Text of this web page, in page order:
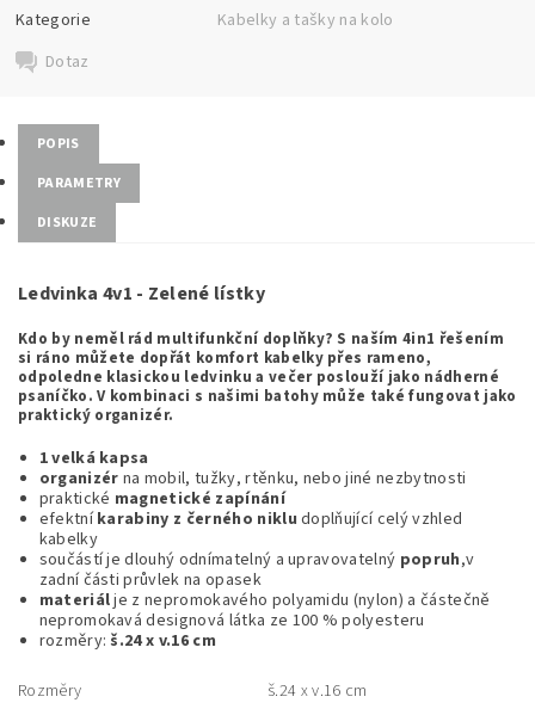
Kategorie
Kabelky a tašky na kolo
Dotaz
POPIS
PARAMETRY
DISKUZE
Ledvinka 4v1 - Zelené lístky
Kdo by neměl rád multifunkční doplňky? S naším 4in1 řešením
si ráno můžete dopřát komfort kabelky přes rameno,
odpoledne klasickou ledvinku a večer poslouží jako nádherné
psaníčko. V kombinaci s našimi batohy může také fungovat jako
praktický organizér.
1 velká kapsa
organizér na mobil, tužky, rtěnku, nebo jiné nezbytnosti
praktické magnetické zapínání
efektníkarabiny z černého niklu doplňující celý vzhled
kabelky
součástí je dlouhý odnímatelný a upravovatelný popruh,v
zadní části průvlek na opasek
materiálje z nepromokavého polyamidu (nylon) a částečně
nepromokavá designová látka ze 100 % polyesteru
rozměry: š.24 x v.16 cm
Rozměry š.24 x v.16 cm